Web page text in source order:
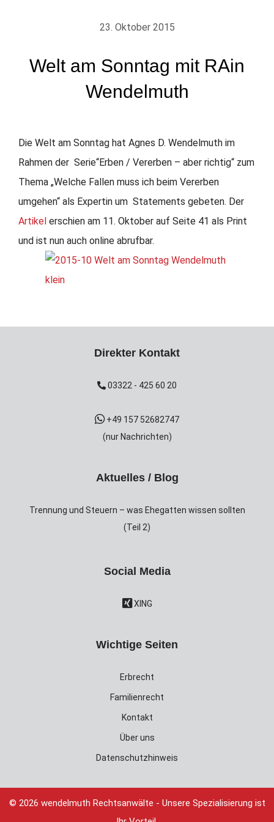
Welt am Sonntag mit RAin
Wendelmuth
23. Oktober 2015
Die Welt am Sonntag hat Agnes D. Wendelmuth im
Rahmen der Serie“Erben / Vererben – aber richtig“ zum
Thema „Welche Fallen muss ich beim Vererben
umgehen“ als Expertin um Statements gebeten. Der
Artikel erschien am 11. Oktober auf Seite 41 als Print
und ist nun auch online abrufbar.
Direkter Kontakt
03322 - 425 60 20
+49 157 52682747
(nur Nachrichten)
Aktuelles / Blog
Trennung und Steuern – was Ehegatten wissen sollten
(Teil 2)
Social Media
XING
Wichtige Seiten
Erbrecht
Familienrecht
Kontakt
Über uns
Datenschutzhinweis
© 2026 wendelmuth Rechtsanwälte - Unsere Spezialisierung ist